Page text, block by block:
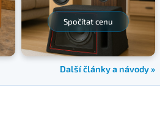
Spočítat cenu
Další články a návody »